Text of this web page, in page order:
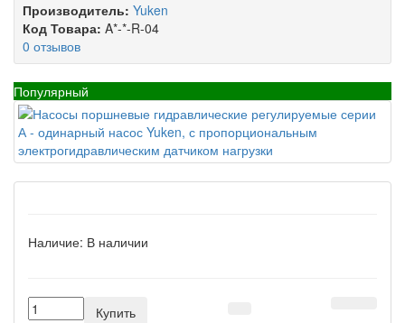
Производитель: Yuken
Код Товара: A*-*-R-04
0 отзывов
Популярный
Наличие: В наличии
Купить